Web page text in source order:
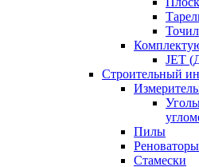
JET
Строительный
Пилы
Реноваторы
Стамески